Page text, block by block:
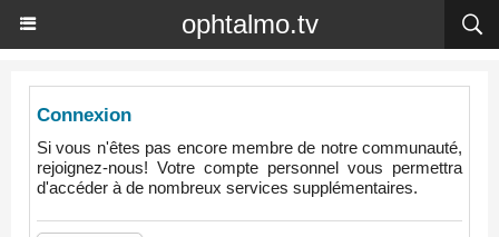
ophtalmo.tv
Connexion
Si vous n'êtes pas encore membre de notre communauté,
rejoignez-nous! Votre compte personnel vous permettra
d'accéder à de nombreux services supplémentaires.